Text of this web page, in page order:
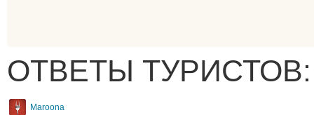
ОТВЕТЫ ТУРИСТОВ:
Maroona